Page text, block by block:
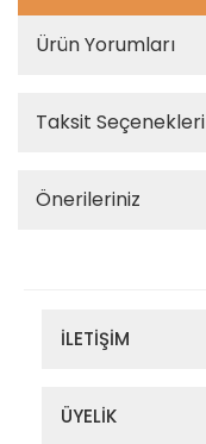
Ürün Yorumları
Taksit Seçenekleri
Önerileriniz
İLETİŞİM
ÜYELİK